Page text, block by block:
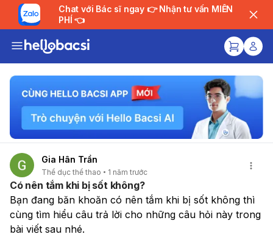
Chat với Bác sĩ ngay 👉 Nhận tư vấn MIỄN
PHÍ 👈
Gia Hân Trần
Thể dục thể thao 1 năm trước
Có nên tắm khi bị sốt không?
Bạn đang băn khoăn có nên tắm khi bị sốt không thì
cùng tìm hiểu câu trả lời cho những câu hỏi này trong
bài viết sau nhé.